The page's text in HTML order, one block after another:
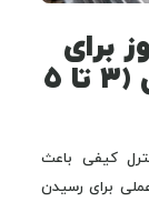
برای
محاسبه دقیق طول نبشی (۳ تا ۵
کیفی باعث
برای رسیدن